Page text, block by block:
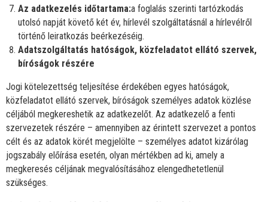
Az adatkezelés időtartama:a foglalás szerinti tartózkodás
utolsó napját követő két év, hírlevél szolgáltatásnál a hírlevélről
történő leiratkozás beérkezéséig.
Adatszolgáltatás hatóságok, közfeladatot ellátó szervek,
bíróságok részére
Jogi kötelezettség teljesítése érdekében egyes hatóságok,
közfeladatot ellátó szervek, bíróságok személyes adatok közlése
céljából megkereshetik az adatkezelőt. Az adatkezelő a fenti
szervezetek részére – amennyiben az érintett szervezet a pontos
célt és az adatok körét megjelölte – személyes adatot kizárólag
jogszabály előírása esetén, olyan mértékben ad ki, amely a
megkeresés céljának megvalósításához elengedhetetlenül
szükséges.